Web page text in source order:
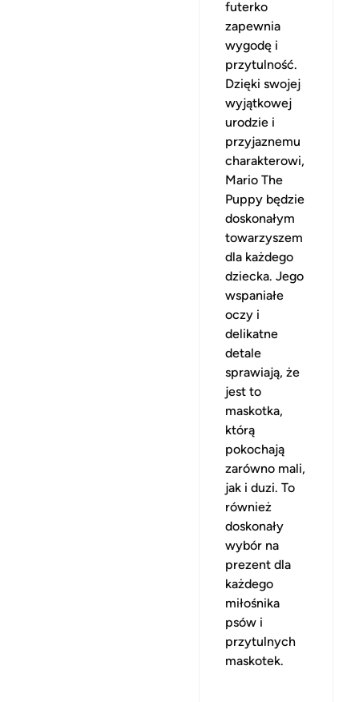
futerko
zapewnia
wygodę i
przytulność.
Dzięki swojej
wyjątkowej
urodzie i
przyjaznemu
charakterowi,
Mario The
Puppy będzie
doskonałym
towarzyszem
dla każdego
dziecka. Jego
wspaniałe
oczy i
delikatne
detale
sprawiają, że
jest to
maskotka,
którą
pokochają
zarówno mali,
jak i duzi. To
również
doskonały
wybór na
prezent dla
każdego
miłośnika
psów i
przytulnych
maskotek.